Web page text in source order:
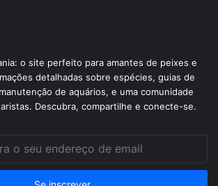
o site perfeito para amantes de peixes e
detalhadas sobre espécies, guias de
de aquários, e uma comunidade
Descubra, compartilhe e conecte-se.